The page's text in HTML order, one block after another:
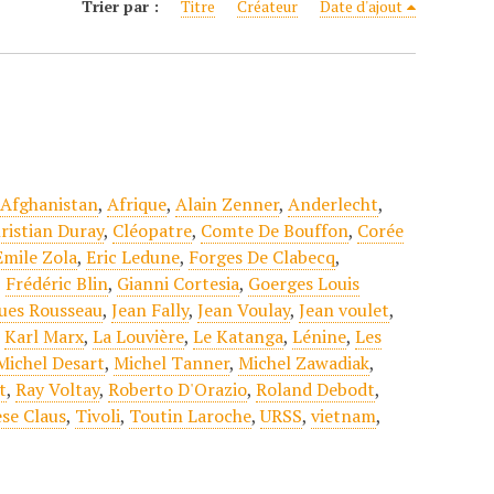
Trier par : Titre Créateur Date d'ajout
Afghanistan,Afrique,Alain Zenner,Anderlecht,
Duray, Cléopatre, Comte De Bouffon, Corée
Zola,Eric Ledune, Forges De Clabecq,
Frédéric Blin, Gianni Cortesia, Goerges Louis
Rousseau,Jean Fally,Jean Voulay,Jean voulet,
Karl Marx,La Louvière,Le Katanga,Lénine,Les
Desart,Michel Tanner,Michel Zawadiak,
,Ray Voltay,Roberto D'Orazio,Roland Debodt,
Claus, Tivoli, Toutin Laroche,URSS,vietnam,